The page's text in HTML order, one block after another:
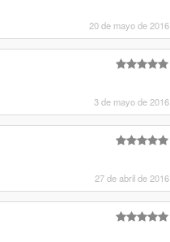
20 de mayo de 2016
3 de mayo de 2016
27 de abril de 2016